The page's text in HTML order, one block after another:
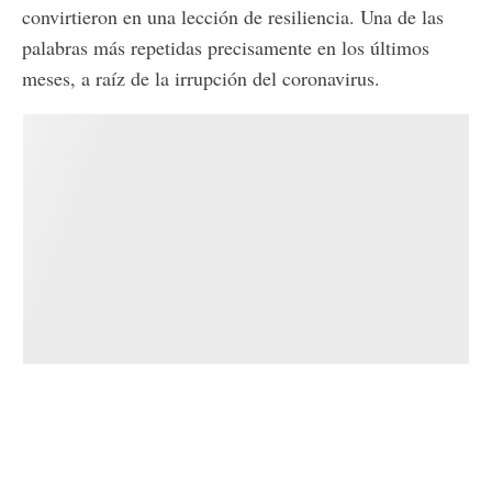
convirtieron en una lección de resiliencia. Una de las
palabras más repetidas precisamente en los últimos
meses, a raíz de la irrupción del coronavirus.